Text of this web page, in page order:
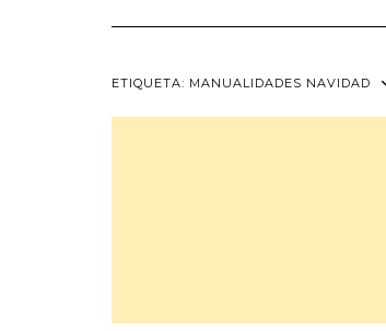
ETIQUETA: MANUALIDADES NAVIDAD